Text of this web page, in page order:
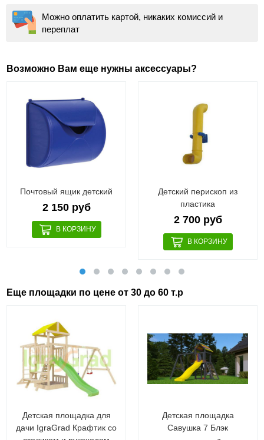
Можно оплатить картой, никаких комиссий и
переплат
Возможно Вам еще нужны аксессуары?
Почтовый ящик детский
2 150 руб
Детский перископ из
пластика
2 700 руб
Еще площадки по цене от 30 до 60 т.р
Детская площадка для
дачи IgraGrad Крафтик со
Детская площадка
Савушка 7 Блэк